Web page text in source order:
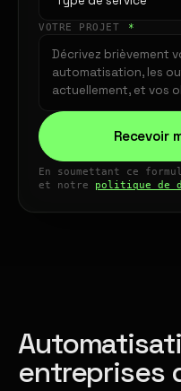
VOTRE PROJET *
Recevoir
En soumettant ce
et notre politique de
entreprises